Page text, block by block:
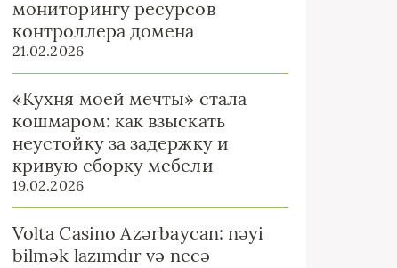
мониторингу ресурсов
контроллера домена
21.02.2026
«Кухня моей мечты» стала
кошмаром: как взыскать
неустойку за задержку и
кривую сборку мебели
19.02.2026
Volta Casino Azərbaycan: nəyi
bilmək lazımdır və necə